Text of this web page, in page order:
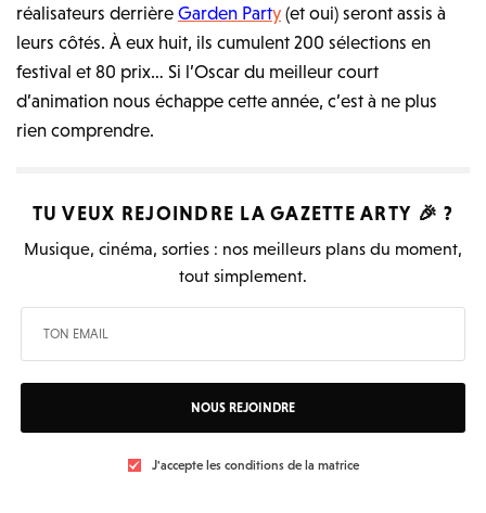
réalisateurs derrièreGarden Party (et oui) seront assis à
leurs côtés. À eux huit, ils cumulent 200 sélections en
festival et 80 prix… Si l’Oscar du meilleur court
d’animation nous échappe cette année, c’est à ne plus
rien comprendre.
TU VEUX REJOINDRE LAGAZETTE ARTY 🎉 ?
Musique, cinéma, sorties : nos meilleurs plans du moment,
tout simplement.
NOUS REJOINDRE
J'accepte les conditions de la matrice